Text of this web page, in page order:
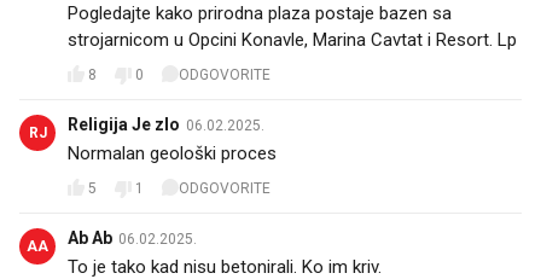
Pogledajte kako prirodna plaza postaje bazen sa
strojarnicom u Opcini Konavle, Marina Cavtat i Resort. Lp
8 0 ODGOVORITE
RJ Religija Je zlo 06.02.2025.
Normalan geološki proces
5 1 ODGOVORITE
AA Ab Ab 06.02.2025.
To je tako kad nisu betonirali. Ko im kriv.